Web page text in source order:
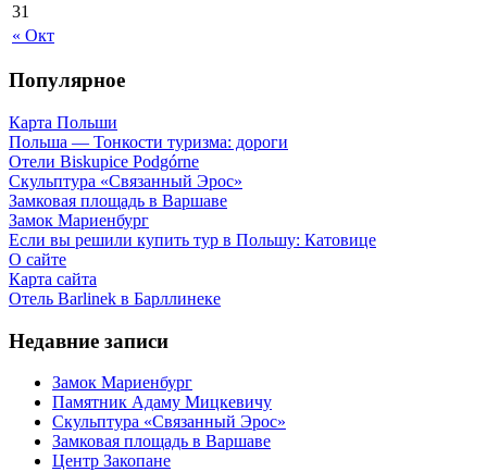
« Окт
31
Популярное
Карта Польши
Польша — Тонкости туризма: дороги
Отели Biskupice Podgórne
Скульптура «Связанный Эрос»
Замковая площадь в Варшаве
Замок Мариенбург
Если вы решили купить тур в Польшу: Катовице
О сайте
Карта сайта
Отель Barlinek в Барллинеке
Недавние записи
Замок Мариенбург
Памятник Адаму Мицкевичу
Скульптура «Связанный Эрос»
Замковая площадь в Варшаве
Центр Закопане